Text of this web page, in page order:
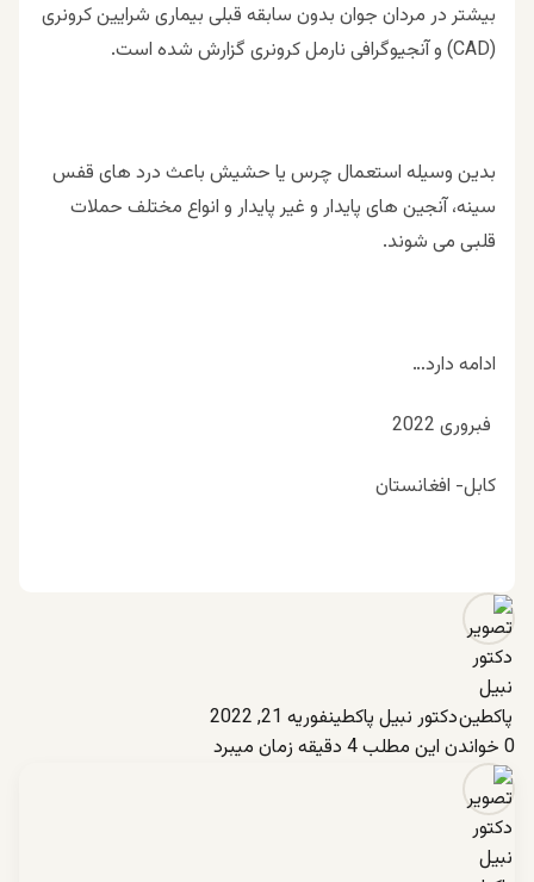
بیشتر در مردان جوان بدون سابقه قبلی بیماری شرايين كرونرى
(CAD) و آنجيوگرافى نارمل كرونرى گزارش شده است.
بدين وسيله استعمال چرس يا حشيش باعث درد هاى قفس
سينه، آنجين هاى پايدار و غير پايدار و انواع مختلف حملات
قلبى مى شوند.
ادامه دارد…
فبروری 2022
کابل- افغانستان
دکتور نبیل پاکطینفوریه 21, 2022
0 خواندن این مطلب 4 دقیقه زمان میبرد